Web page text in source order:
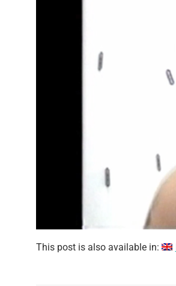
This post is also available in: